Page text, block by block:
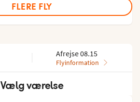
FLERE FLY
Afrejse 08.15
Flyinformation
Vælg værelse